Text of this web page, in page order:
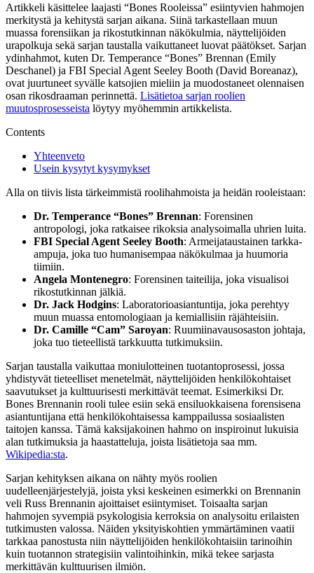
Artikkeli käsittelee laajasti “Bones Rooleissa” esiintyvien hahmojen
merkitystä ja kehitystä sarjan aikana. Siinä tarkastellaan muun
muassa forensiikan ja rikostutkinnan näkökulmia, näyttelijöiden
urapolkuja sekä sarjan taustalla vaikuttaneet luovat päätökset. Sarjan
ydinhahmot, kuten Dr. Temperance “Bones” Brennan (Emily
Deschanel) ja FBI Special Agent Seeley Booth (David Boreanaz),
ovat juurtuneet syvälle katsojien mieliin ja muodostaneet olennaisen
osan rikosdraaman perinnettä. Lisätietoa sarjan roolien
muutosprosesseista löytyy myöhemmin artikkelista.
Contents
Yhteenveto
Usein kysytyt kysymykset
Alla on tiivis lista tärkeimmistä roolihahmoista ja heidän rooleistaan:
Dr. Temperance “Bones” Brennan: Forensinen
antropologi, joka ratkaisee rikoksia analysoimalla uhrien luita.
FBI Special Agent Seeley Booth: Armeijataustainen tarkka-
ampuja, joka tuo humanisempaa näkökulmaa ja huumoria
tiimiin.
Angela Montenegro: Forensinen taiteilija, joka visualisoi
rikostutkinnan jälkiä.
Dr. Jack Hodgins: Laboratorioasiantuntija, joka perehtyy
muun muassa entomologiaan ja kemiallisiin räjähteisiin.
Dr. Camille “Cam” Saroyan: Ruumiinavausosaston johtaja,
joka tuo tieteellistä tarkkuutta tutkimuksiin.
Sarjan taustalla vaikuttaa moniulotteinen tuotantoprosessi, jossa
yhdistyvät tieteelliset menetelmät, näyttelijöiden henkilökohtaiset
saavutukset ja kulttuurisesti merkittävät teemat. Esimerkiksi Dr.
Bones Brennanin rooli tulee esiin sekä ensiluokkaisena forensisena
asiantuntijana että henkilökohtaisessa kamppailussa sosiaalisten
taitojen kanssa. Tämä kaksijakoinen hahmo on inspiroinut lukuisia
alan tutkimuksia ja haastatteluja, joista lisätietoja saa mm.
Wikipedia:sta.
Sarjan kehityksen aikana on nähty myös roolien
uudelleenjärjestelyjä, joista yksi keskeinen esimerkki on Brennanin
veli Russ Brennanin ajoittaiset esiintymiset. Toisaalta sarjan
hahmojen syvempiä psykologisia kerroksia on analysoitu erilaisten
tutkimusten valossa. Näiden yksityiskohtien ymmärtäminen vaatii
tarkkaa panostusta niin näyttelijöiden henkilökohtaisiin tarinoihin
kuin tuotannon strategisiin valintoihinkin, mikä tekee sarjasta
merkittävän kulttuurisen ilmiön.